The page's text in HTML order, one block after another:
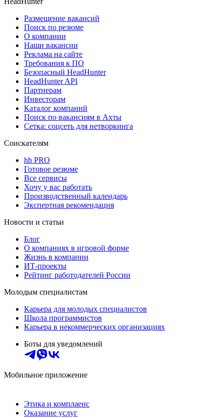
Размещение вакансий
Поиск по резюме
О компании
Наши вакансии
Реклама на сайте
Требования к ПО
Безопасный HeadHunter
HeadHunter API
Партнерам
Инвесторам
Каталог компаний
Поиск по вакансиям в Ахты
Сетка: соцсеть для нетворкинга
Соискателям
hh PRO
Готовое резюме
Все сервисы
Хочу у вас работать
Производственный календарь
Экспертная рекомендация
Новости и статьи
Блог
О компаниях в игровой форме
Жизнь в компании
ИТ-проекты
Рейтинг работодателей России
Молодым специалистам
Карьера для молодых специалистов
Школа программистов
Карьера в некоммерческих организациях
Боты для уведомлений
Мобильное приложение
Этика и комплаенс
Оказание услуг